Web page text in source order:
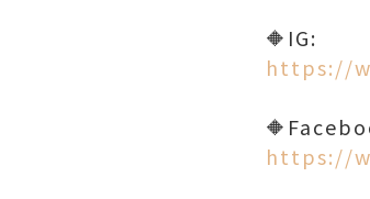
🔶IG:
https://
https://